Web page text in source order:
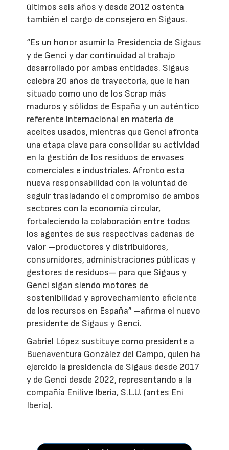
últimos seis años y desde 2012 ostenta
también el cargo de consejero en Sigaus.
“Es un honor asumir la Presidencia de Sigaus
y de Genci y dar continuidad al trabajo
desarrollado por ambas entidades. Sigaus
celebra 20 años de trayectoria, que le han
situado como uno de los Scrap más
maduros y sólidos de España y un auténtico
referente internacional en materia de
aceites usados, mientras que Genci afronta
una etapa clave para consolidar su actividad
en la gestión de los residuos de envases
comerciales e industriales. Afronto esta
nueva responsabilidad con la voluntad de
seguir trasladando el compromiso de ambos
sectores con la economía circular,
fortaleciendo la colaboración entre todos
los agentes de sus respectivas cadenas de
valor —productores y distribuidores,
consumidores, administraciones públicas y
gestores de residuos— para que Sigaus y
Genci sigan siendo motores de
sostenibilidad y aprovechamiento eficiente
de los recursos en España” –afirma el nuevo
presidente de Sigaus y Genci.
Gabriel López sustituye como presidente a
Buenaventura González del Campo, quien ha
ejercido la presidencia de Sigaus desde 2017
y de Genci desde 2022, representando a la
compañía Enilive Iberia, S.L.U. (antes Eni
Iberia).